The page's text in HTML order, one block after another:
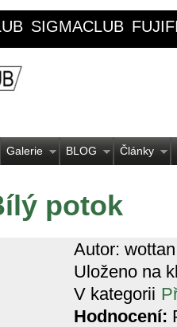
SIGMACLUB
Galerie BLOG Články
potok
Autor: wottan
Uloženo na
V kategorii
Hodnocení: